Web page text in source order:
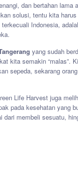
dan bertahan lama
solusi, tentu kita
Indonesia,
yang sudah
kita semakin “malas”.
sepeda, sekarang
Life Harvest juga
pada kesehatan yang
membeli sesuatu,